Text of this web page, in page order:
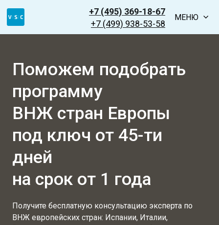
+7 (495) 369-18-67
+7 (499) 938-53-58
МЕНЮ
Поможем подобрать
программу
ВНЖ стран Европы
под ключ от 45-ти
дней
на срок от 1 года
Получите бесплатную консультацию эксперта по
ВНЖ европейских стран: Испании, Италии,